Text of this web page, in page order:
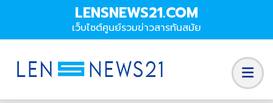
LENSNEWS21.COM
เว็บไซต์ศูนย์รวมข่าวสารทันสมัย